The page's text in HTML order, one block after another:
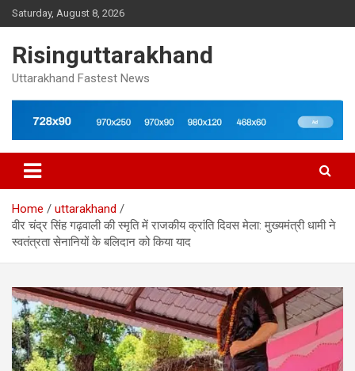
Skip
to
Saturday, August 8, 2026
Risinguttarakhand
Uttarakhand Fastest News
Home
uttarakhand
वीर चंद्र सिंह गढ़वाली की स्मृति में राजकीय क्रांति दिवस मेला: मुख्यमंत्री धामी ने
स्वतंत्रता सेनानियों के बलिदान को किया याद